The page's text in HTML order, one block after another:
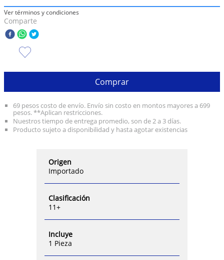
Ver términos y condiciones
Comparte
Comprar
69 pesos costo de envío. Envío sin costo en montos mayores a 699
pesos. **Aplican restricciones.
Nuestros tiempo de entrega promedio, son de 2 a 3 días.
Producto sujeto a disponibilidad y hasta agotar existencias
Origen
Importado
Clasificación
11+
Incluye
1 Pieza